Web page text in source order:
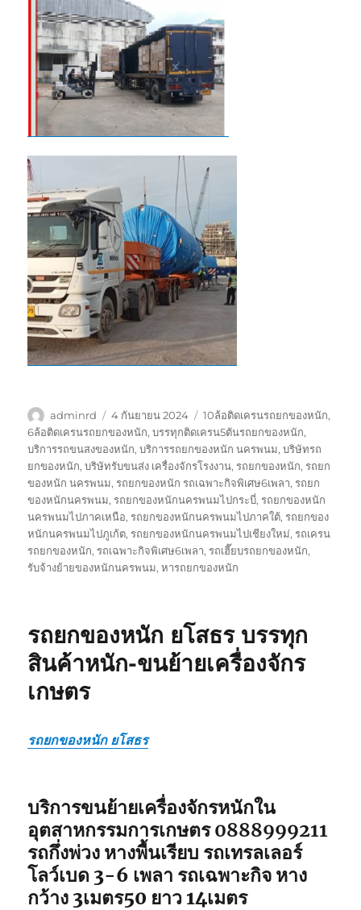
ผู้
เขียน
adminrd
เขียน
เมื่อ
4 กันยายน 2024
ป้าย
กำกับ
10ล้อติดเครนรถยกของหนัก,
6ล้อติดเครนรถยกของหนัก,บรรทุกติดเครน5ตันรถยกของหนัก,
บริการรถขนสงของหนัก,บริการรถยกของหนัก นครพนม,บริษัทรถ
ยกของหนัก,บริษัทรับขนส่ง เครื่องจักรโรงงาน,รถยกของหนัก,รถยก
ของหนัก นครพนม,รถยกของหนัก รถเฉพาะกิจพิเศษ6เพลา,รถยก
ของหนักนครพนม,รถยกของหนักนครพนมไปกระบี่,รถยกของหนัก
นครพนมไปภาคเหนือ,รถยกของหนักนครพนมไปภาคใต้,รถยกของ
หนักนครพนมไปภูเก้ต,รถยกของหนักนครพนมไปเชียงใหม่,รถเครน
รถยกของหนัก,รถเฉพาะกิจพิเศษ6เพลา,รถเฮี๊ยบรถยกของหนัก,
รับจ้างย้ายของหนักนครพนม,หารถยกของหนัก
รถยกของหนัก ยโสธร บรรทุก
สินค้าหนัก-ขนย้ายเครื่องจักร
เกษตร
รถยกของหนัก ยโสธร
บริการขนย้ายเครื่องจักรหนักใน
อุตสาหกรรมการเกษตร 0888999211
รถกึ่งพ่วง หางพื้นเรียบ รถเทรลเลอร์
โลว์เบด 3-6 เพลา รถเฉพาะกิจ หาง
กว้าง 3เมตร50 ยาว 14เมตร